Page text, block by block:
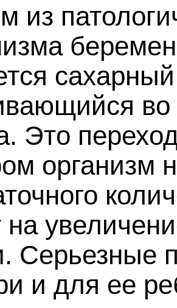
из
Это
организм
на
Серьезные
и для ее